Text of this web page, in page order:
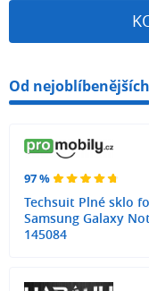
Od nejoblíbenějších
97 %
Techsuit Plné sklo
Samsung Galaxy
145084